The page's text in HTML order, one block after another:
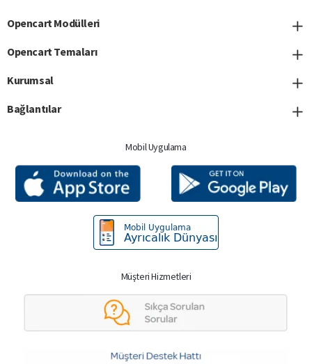
Opencart Modülleri
Opencart Temaları
Kurumsal
Bağlantılar
Mobil Uygulama
Müşteri Hizmetleri